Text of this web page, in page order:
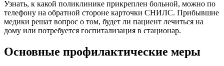
Узнать, к какой поликлинике прикреплен больной, можно по
телефону на обратной стороне карточки СНИЛС. Прибывшие
медики решат вопрос о том, будет ли пациент лечиться на
дому или потребуется госпитализация в стационар.
Основные профилактические меры